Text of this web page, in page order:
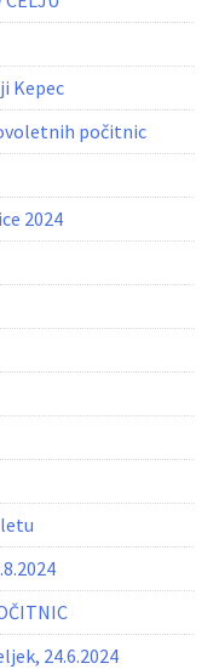
Kepec
počitnic
2024
24.6.2024